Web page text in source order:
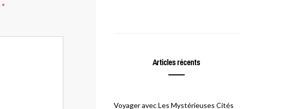
*
Articles récents
Voyager avec Les Mystérieuses Cités